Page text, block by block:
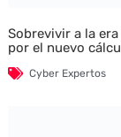
Sobrevivir a la
por el nuevo
Cyber Expertos